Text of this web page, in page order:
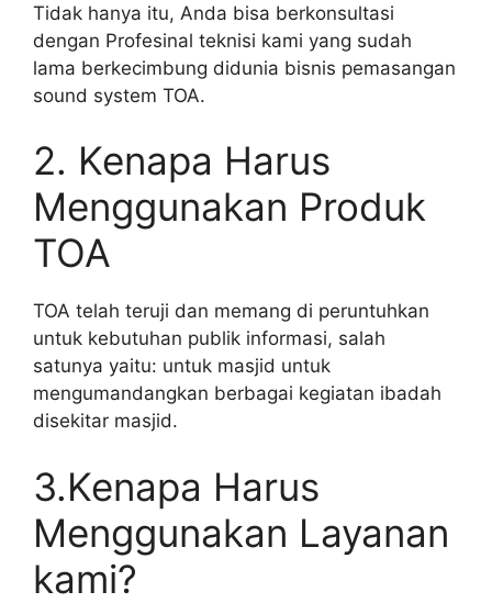
Tidak hanya itu, Anda bisa berkonsultasi
dengan Profesinal teknisi kami yang sudah
lama berkecimbung didunia bisnis pemasangan
sound system TOA.
2. Kenapa Harus
Menggunakan Produk
TOA
TOA telah teruji dan memang di peruntuhkan
untuk kebutuhan publik informasi, salah
satunya yaitu: untuk masjid untuk
mengumandangkan berbagai kegiatan ibadah
disekitar masjid.
3.Kenapa Harus
Menggunakan Layanan
kami?